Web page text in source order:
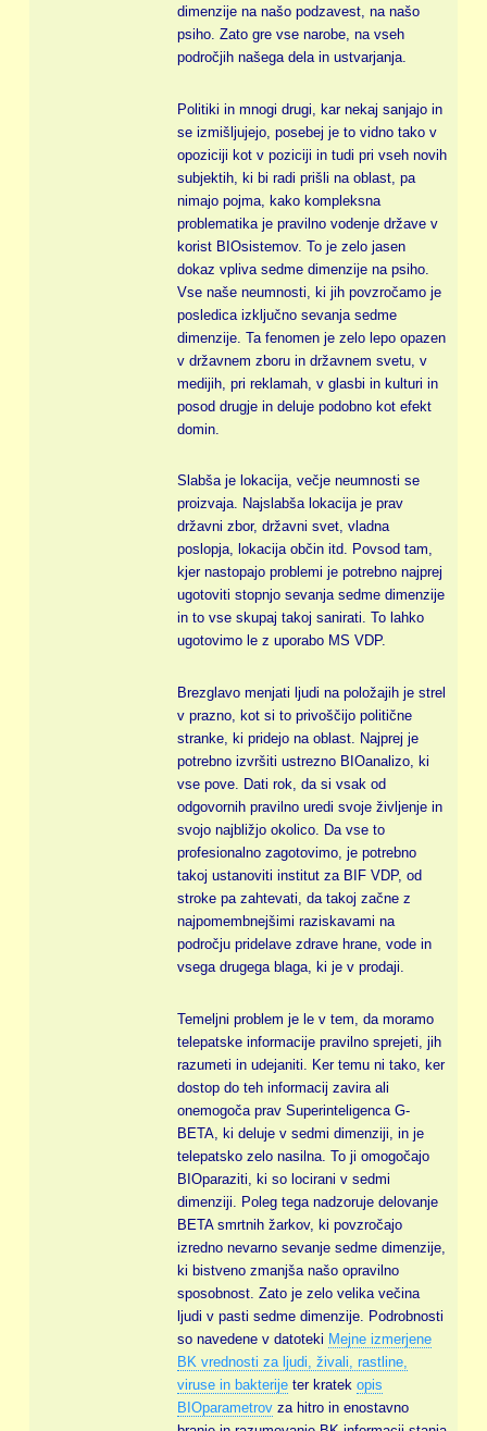
dimenzije na našo podzavest, na našo
psiho. Zato gre vse narobe, na vseh
področjih našega dela in ustvarjanja.
Politiki in mnogi drugi, kar nekaj sanjajo in
se izmišljujejo, posebej je to vidno tako v
opoziciji kot v poziciji in tudi pri vseh novih
subjektih, ki bi radi prišli na oblast, pa
nimajo pojma, kako kompleksna
problematika je pravilno vodenje države v
korist BIOsistemov. To je zelo jasen
dokaz vpliva sedme dimenzije na psiho.
Vse naše neumnosti, ki jih povzročamo je
posledica izključno sevanja sedme
dimenzije. Ta fenomen je zelo lepo opazen
v državnem zboru in državnem svetu, v
medijih, pri reklamah, v glasbi in kulturi in
posod drugje in deluje podobno kot efekt
domin.
Slabša je lokacija, večje neumnosti se
proizvaja. Najslabša lokacija je prav
državni zbor, državni svet, vladna
poslopja, lokacija občin itd. Povsod tam,
kjer nastopajo problemi je potrebno najprej
ugotoviti stopnjo sevanja sedme dimenzije
in to vse skupaj takoj sanirati. To lahko
ugotovimo le z uporabo MS VDP.
Brezglavo menjati ljudi na položajih je strel
v prazno, kot si to privoščijo politične
stranke, ki pridejo na oblast. Najprej je
potrebno izvršiti ustrezno BIOanalizo, ki
vse pove. Dati rok, da si vsak od
odgovornih pravilno uredi svoje življenje in
svojo najbližjo okolico. Da vse to
profesionalno zagotovimo, je potrebno
takoj ustanoviti institut za BIF VDP, od
stroke pa zahtevati, da takoj začne z
najpomembnejšimi raziskavami na
področju pridelave zdrave hrane, vode in
vsega drugega blaga, ki je v prodaji.
Temeljni problem je le v tem, da moramo
telepatske informacije pravilno sprejeti, jih
razumeti in udejaniti. Ker temu ni tako, ker
dostop do teh informacij zavira ali
onemogoča prav Superinteligenca G-
BETA, ki deluje v sedmi dimenziji, in je
telepatsko zelo nasilna. To ji omogočajo
BIOparaziti, ki so locirani v sedmi
dimenziji. Poleg tega nadzoruje delovanje
BETA smrtnih žarkov, ki povzročajo
izredno nevarno sevanje sedme dimenzije,
ki bistveno zmanjša našo opravilno
sposobnost. Zato je zelo velika večina
ljudi v pasti sedme dimenzije. Podrobnosti
so navedene v datoteki Mejne izmerjene
BK vrednosti za ljudi, živali, rastline,
viruse in bakterijeter kratek opis
BIOparametrovza hitro in enostavno